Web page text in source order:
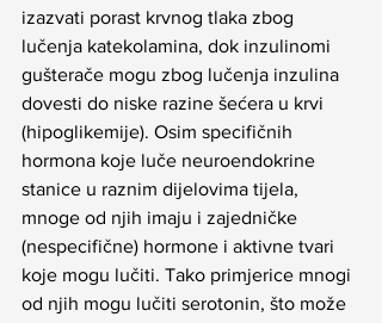
izazvati porast krvnog tlaka zbog
lučenja katekolamina, dok inzulinomi
gušterače mogu zbog lučenja inzulina
dovesti do niske razine šećera u krvi
(hipoglikemije). Osim specifičnih
hormona koje luče neuroendokrine
stanice u raznim dijelovima tijela,
mnoge od njih imaju i zajedničke
(nespecifične) hormone i aktivne tvari
koje mogu lučiti. Tako primjerice mnogi
od njih mogu lučiti serotonin, što može